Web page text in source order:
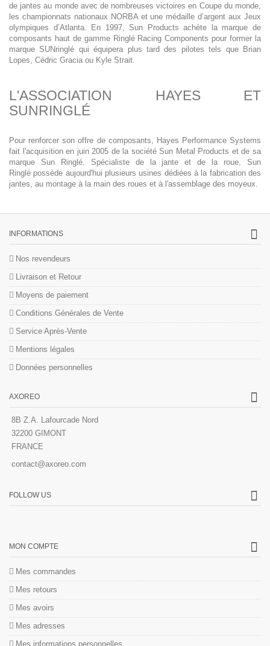
de jantes au monde avec de nombreuses victoires en Coupe du monde,
les championnats nationaux NORBA et une médaille d’argent aux Jeux
olympiques d’Atlanta. En 1997, Sun Products achète la marque de
composants haut de gamme Ringlé Racing Components pour former la
marque SUNringlé qui équipera plus tard des pilotes tels que Brian
Lopes, Cédric Gracia ou Kyle Strait.
L'ASSOCIATION HAYES ET
SUNRINGLÉ
Pour renforcer son offre de composants, Hayes Performance Systems
fait l'acquisition en juin 2005 de la société Sun Metal Products et de sa
marque Sun Ringlé. Spécialiste de la jante et de la roue, Sun
Ringlé possède aujourd'hui plusieurs usines dédiées à la fabrication des
jantes, au montage à la main des roues et à l'assemblage des moyeux.
INFORMATIONS
Nos revendeurs
Livraison et Retour
Moyens de paiement
Conditions Générales de Vente
Service Après-Vente
Mentions légales
Données personnelles
AXOREO
8B Z.A. Lafourcade Nord
32200 GIMONT
FRANCE
contact@axoreo.com
FOLLOW US
MON COMPTE
Mes commandes
Mes retours
Mes avoirs
Mes adresses
Mes informations personnelles